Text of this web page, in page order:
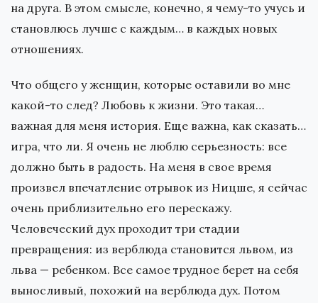
на друга. В этом смысле, конечно, я чему-то учусь и
становлюсь лучше с каждым… в каждых новых
отношениях.
Что общего у женщин, которые оставили во мне
какой-то след? Любовь к жизни. Это такая…
важная для меня история. Еще важна, как сказать…
игра, что ли. Я очень не люблю серьезность: все
должно быть в радость. На меня в свое время
произвел впечатление отрывок из Ницше, я сейчас
очень приблизительно его перескажу.
Человеческий дух проходит три стадии
превращения: из верблюда становится львом, из
льва — ребенком. Все самое трудное берет на себя
выносливый, похожий на верблюда дух. Потом